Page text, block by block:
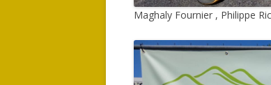
Maghaly Fournier , Philippe